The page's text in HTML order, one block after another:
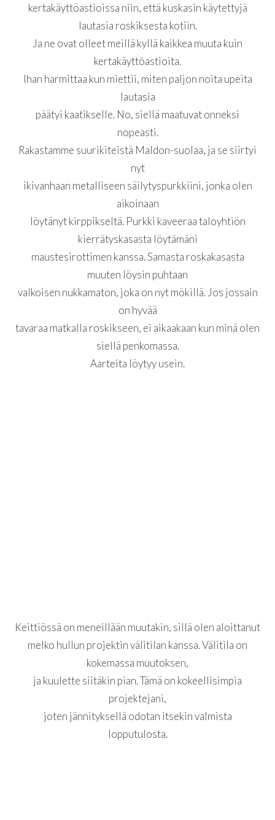
kertakäyttöastioissa niin, että kuskasin käytettyjä
lautasia roskiksesta kotiin.
Ja ne ovat olleet meillä kyllä kaikkea muuta kuin
kertakäyttöastioita.
Ihan harmittaa kun miettii, miten paljon noita upeita
lautasia
päätyi kaatikselle. No, siellä maatuvat onneksi
nopeasti.
Rakastamme suurikiteistä Maldon-suolaa, ja se siirtyi
nyt
ikivanhaan metalliseen säilytyspurkkiini, jonka olen
aikoinaan
löytänyt kirppikseltä. Purkki kaveeraa taloyhtiön
kierrätyskasasta löytämäni
maustesirottimen kanssa. Samasta roskakasasta
muuten löysin puhtaan
valkoisen nukkamaton, joka on nyt mökillä. Jos jossain
on hyvää
tavaraa matkalla roskikseen, ei aikaakaan kun minä olen
siellä penkomassa.
Aarteita löytyy usein.
Keittiössä on meneillään muutakin, sillä olen aloittanut
melko hullun projektin välitilan kanssa. Välitila on
kokemassa muutoksen,
ja kuulette siitäkin pian. Tämä on kokeellisimpia
projektejani,
joten jännityksellä odotan itsekin valmista
lopputulosta.